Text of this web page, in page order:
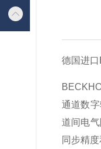
德国进
通道数
道间电
同步精